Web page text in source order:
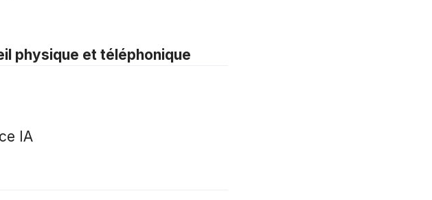
physique et téléphonique
IA